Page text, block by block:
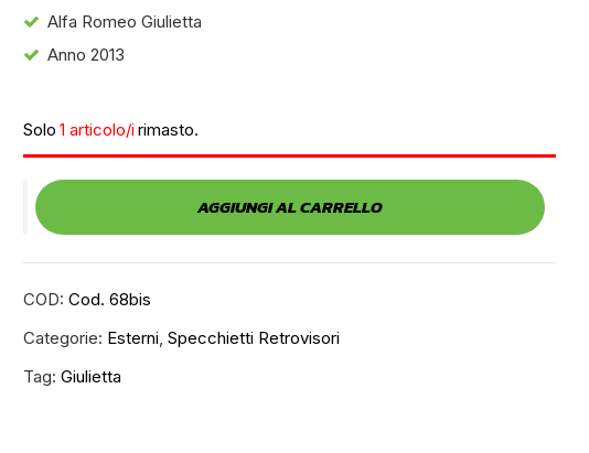
Alfa Romeo Giulietta
Anno 2013
Solo 1 articolo/i rimasto.
AGGIUNGI AL CARRELLO
COD:Cod. 68bis
Categorie: Esterni ,Specchietti Retrovisori
Tag:Giulietta